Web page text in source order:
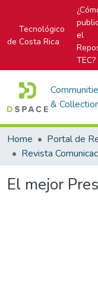
Tecnológico
de Costa Rica
el
TEC?
&
Home
Revista
El mejor